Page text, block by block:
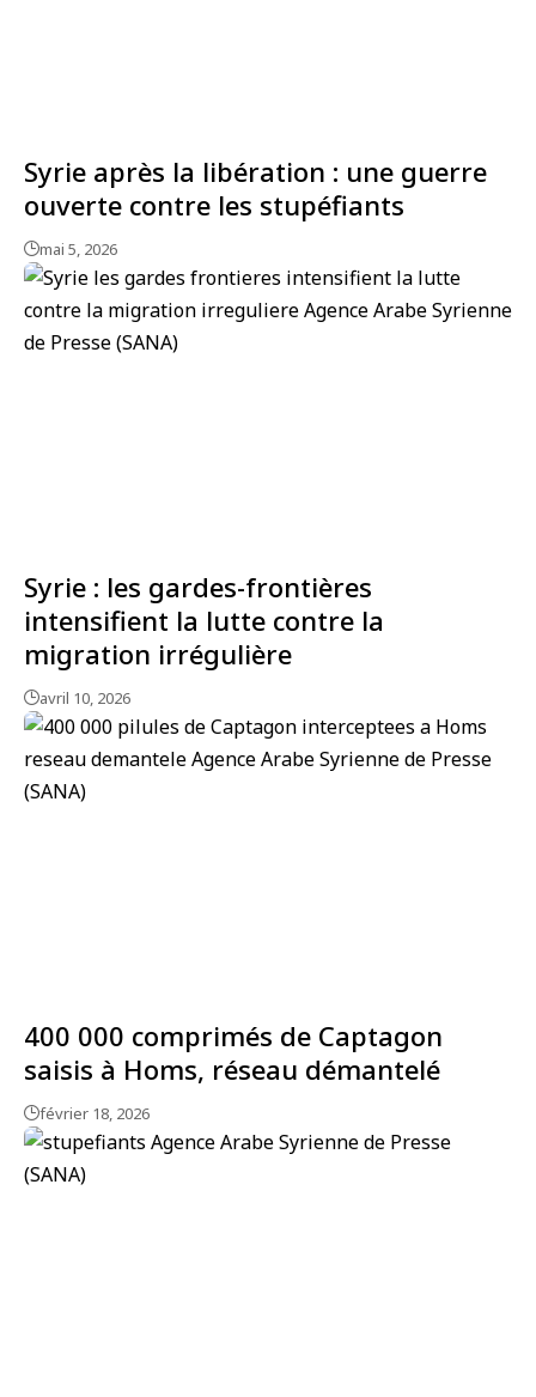
Syrie après la libération : une guerre
ouverte contre les stupéfiants
mai 5, 2026
Syrie : les gardes-frontières
intensifient la lutte contre la
migration irrégulière
avril 10, 2026
400 000 comprimés de Captagon
saisis à Homs, réseau démantelé
février 18, 2026